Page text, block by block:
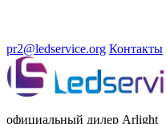
pr2@ledservice.org Контакты
официальный дилер Arlight